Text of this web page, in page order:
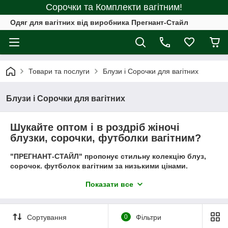
Сорочки та Комплекти вагітним!
Одяг для вагітних від виробника Прегнант-Стайл
Товари та послуги Блузи і Сорочки для вагітних
Блузи і Сорочки для вагітних
Шукайте оптом і в роздріб жіночі
блузки, сорочки, футболки вагітним?
"ПРЕГНАНТ-СТАЙЛ" пропонує стильну колекцію блуз,
сорочок. футболок вагітним за низькими цінами.
футболки, сорочки. Ми пропонуємо на вибір трикотажні
Блузки вагітним
охоплюють верхню частину тіла, а іноді
Показати все
Сортування 0 Фільтри